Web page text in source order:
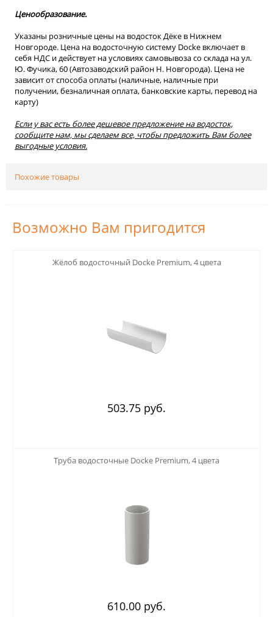
Ценообразование.
Указаны розничные цены на водосток Дёке в Нижнем
Новгороде. Цена на водосточную систему Docke включает в
себя НДС и действует на условиях самовывоза со склада на ул.
Ю. Фучика, 60 (Автозаводский район Н. Новгорода). Цена не
зависит от способа оплаты (наличные, наличные при
получении, безналичная оплата, банковские карты, перевод на
карту)
Если у вас есть более дешевое предложение на водосток,
сообщите нам, мы сделаем все, чтобы предложить Вам более
выгодные условия.
Похожие товары
Возможно Вам пригодится
Жёлоб водосточный Docke Premium, 4 цвета
503.75 руб.
Труба водосточные Docke Premium, 4 цвета
610.00 руб.